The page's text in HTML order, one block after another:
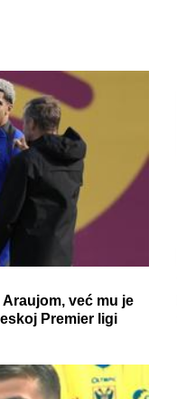
već mu je
Premier ligi